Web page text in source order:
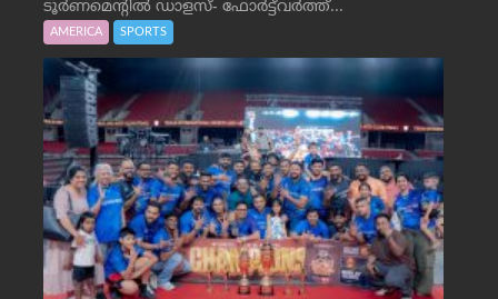
ടൂർണമെന്റിൽ ഡാളസ്- ഫോർട്ട്‌വര്‍ത്ത്...
AMERICA SPORTS